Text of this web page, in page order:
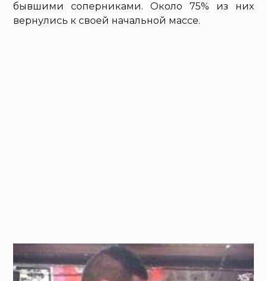
бывшими соперниками. Около 75% из них
вернулись к своей начальной массе.